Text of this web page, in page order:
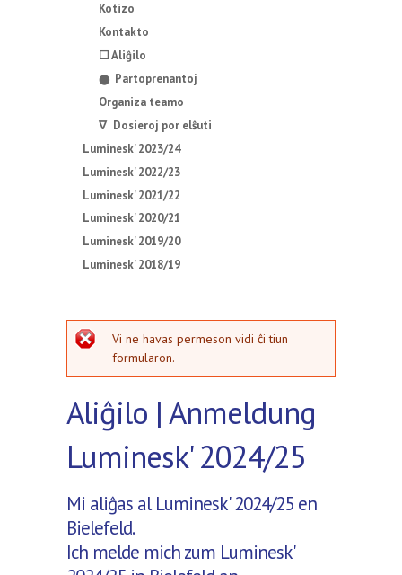
Kotizo
Kontakto
☐ Aliĝilo
⬤ Partoprenantoj
Organiza teamo
∇ Dosieroj por elŝuti
Luminesk' 2023/24
Luminesk' 2022/23
Luminesk' 2021/22
Luminesk' 2020/21
Luminesk' 2019/20
Luminesk' 2018/19
erarmesaĝo
Vi ne havas permeson vidi ĉi tiun
formularon.
Aliĝilo | Anmeldung
Luminesk' 2024/25
Mi aliĝas al Luminesk' 2024/25 en
Bielefeld.
Ich melde mich zum Luminesk'